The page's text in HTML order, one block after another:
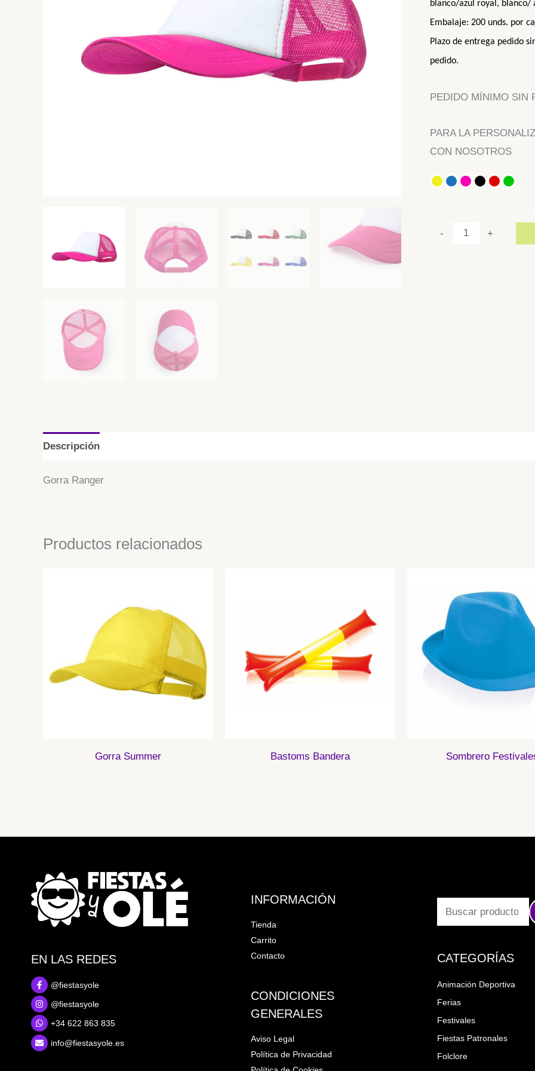
blanco/azul royal, blanco/
Embalaje: 200 unds. por
Plazo de entrega pedido
pedido.
PEDIDO MÍNIMO SIN
PARA LA
CON NOSOTROS
- +
Descripción
Gorra Ranger
Productos relacionados
Gorra Summer Bastoms Bandera Sombrero
EN LAS REDES
@fiestasyole
@fiestasyole
+34 622 863 835
info@fiestasyole.es
INFORMACIÓN
Tienda
Carrito
Contacto
CONDICIONES
GENERALES
Aviso Legal
Política de Privacidad
CATEGORÍAS
Animación Deportiva
Ferias
Festivales
Fiestas Patronales
Folclore